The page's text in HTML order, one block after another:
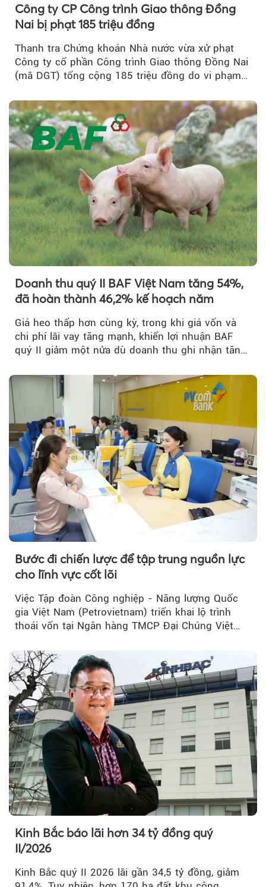
Công ty CP Công trình Giao thông Đồng
Nai bị phạt 185 triệu đồng
Thanh tra Chứng khoán Nhà nước vừa xử phạt
Công ty cổ phần Công trình Giao thông Đồng Nai
(mã DGT) tổng cộng 185 triệu đồng do vi phạm
Doanh thu quý II BAF Việt Nam tăng 54%,
đã hoàn thành 46,2% kế hoạch năm
Giá heo thấp hơn cùng kỳ, trong khi giá vốn và
chi phí lãi vay tăng mạnh, khiến lợi nhuận BAF
quý II giảm một nửa dù doanh thu ghi nhận tăng
Bước đi chiến lược để tập trung nguồn lực
cho lĩnh vực cốt lõi
Việc Tập đoàn Công nghiệp - Năng lượng Quốc
gia Việt Nam (Petrovietnam) triển khai lộ trình
thoái vốn tại Ngân hàng TMCP Đại Chúng Việt
Kinh Bắc báo lãi hơn 34 tỷ đồng quý
II/2026
Kinh Bắc quý II 2026 lãi gần 34,5 tỷ đồng, giảm